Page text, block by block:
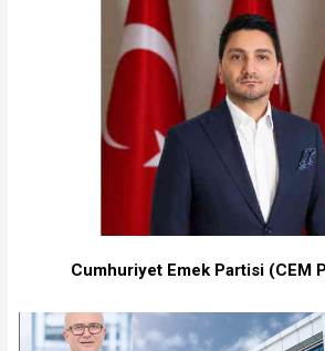
Cumhuriyet Emek Partisi (CEM